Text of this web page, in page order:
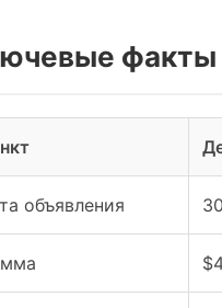
факты
объявления